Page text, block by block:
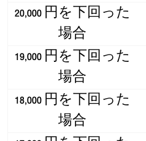
20,000 円を下回った
場合
19,000 円を下回った
場合
18,000 円を下回った
場合